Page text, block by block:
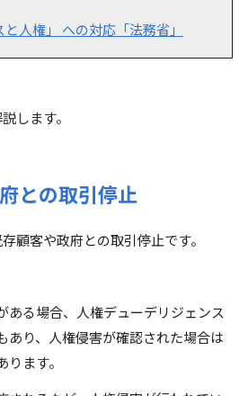
と人権」 への対応「法務省」
します。
との取引停止
顧客や政府との取引停止です。
ある場合、人権デューデリジェンス
あり、人権侵害が確認された場合は
ます。